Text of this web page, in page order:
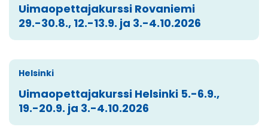
Uimaopettajakurssi Rovaniemi
29.-30.8., 12.-13.9. ja 3.-4.10.2026
Helsinki
Uimaopettajakurssi Helsinki 5.-6.9.,
19.-20.9. ja 3.-4.10.2026